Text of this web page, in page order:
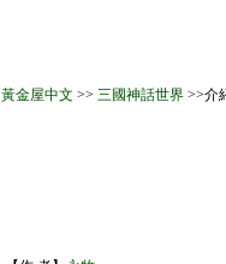
黃金屋中文 >> 三國神話世界 >>介